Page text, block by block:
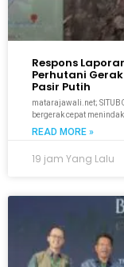
Respons
Perhutani
Pasir Putih
matarajawali.net;
bergerak cepat
READ MORE »
19 jam Yang Lalu